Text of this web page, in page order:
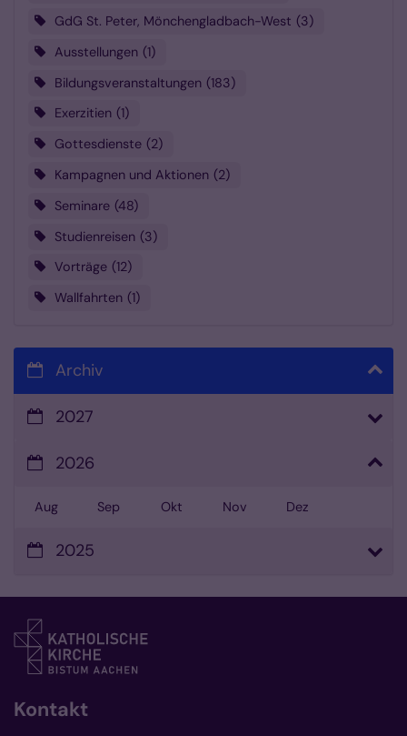
GdG St. Peter, Mönchengladbach-West 3
Ausstellungen 1
Bildungsveranstaltungen 183
Exerzitien 1
Gottesdienste 2
Kampagnen und Aktionen 2
Seminare 48
Studienreisen 3
Vorträge 12
Wallfahrten 1
Archiv
2027
2026
Aug Sep Okt Nov Dez
2025
Kontakt